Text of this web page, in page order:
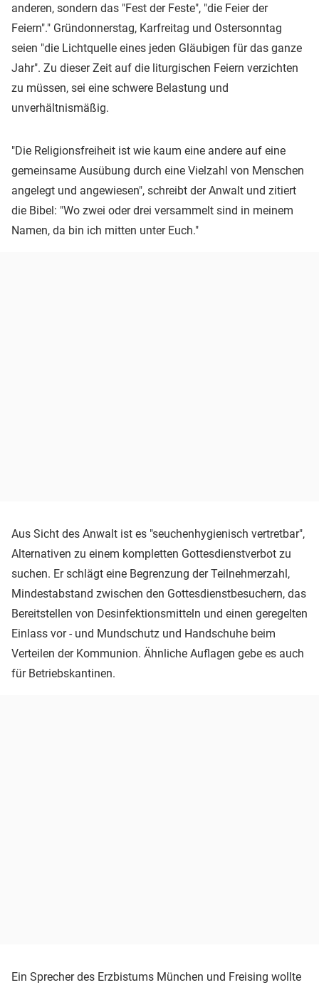
anderen, sondern das "Fest der Feste", "die Feier der
Feiern"." Gründonnerstag, Karfreitag und Ostersonntag
seien "die Lichtquelle eines jeden Gläubigen für das ganze
Jahr". Zu dieser Zeit auf die liturgischen Feiern verzichten
zu müssen, sei eine schwere Belastung und
unverhältnismäßig.
"Die Religionsfreiheit ist wie kaum eine andere auf eine
gemeinsame Ausübung durch eine Vielzahl von Menschen
angelegt und angewiesen", schreibt der Anwalt und zitiert
die Bibel: "Wo zwei oder drei versammelt sind in meinem
Namen, da bin ich mitten unter Euch."
Aus Sicht des Anwalt ist es "seuchenhygienisch vertretbar",
Alternativen zu einem kompletten Gottesdienstverbot zu
suchen. Er schlägt eine Begrenzung der Teilnehmerzahl,
Mindestabstand zwischen den Gottesdienstbesuchern, das
Bereitstellen von Desinfektionsmitteln und einen geregelten
Einlass vor - und Mundschutz und Handschuhe beim
Verteilen der Kommunion. Ähnliche Auflagen gebe es auch
für Betriebskantinen.
Ein Sprecher des Erzbistums München und Freising wollte